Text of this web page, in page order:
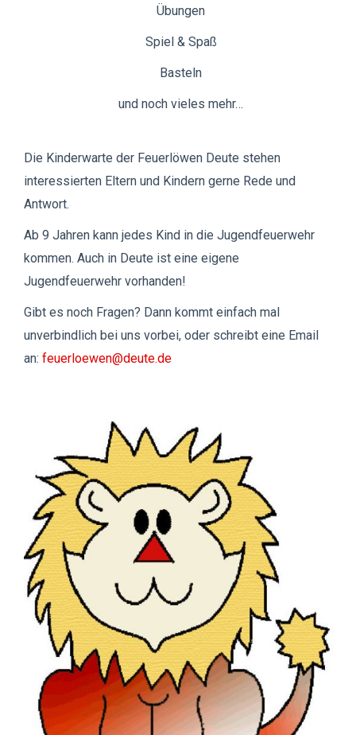
Übungen
Spiel & Spaß
Basteln
und noch vieles mehr…
Die Kinderwarte der Feuerlöwen Deute stehen
interessierten Eltern und Kindern gerne Rede und
Antwort.
Ab 9 Jahren kann jedes Kind in die Jugendfeuerwehr
kommen. Auch in Deute ist eine eigene
Jugendfeuerwehr vorhanden!
Gibt es noch Fragen? Dann kommt einfach mal
unverbindlich bei uns vorbei, oder schreibt eine Email
an: feuerloewen@deute.de